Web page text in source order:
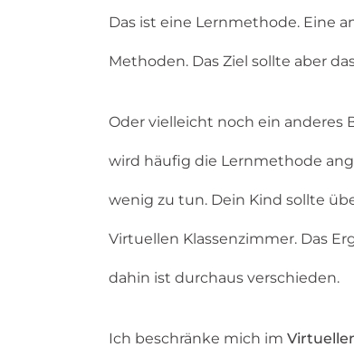
Das ist eine Lernmethode. Eine
Methoden. Das Ziel sollte aber
Oder vielleicht noch ein anderes
wird häufig die Lernmethode
wenig zu tun. Dein Kind sollte
Virtuellen Klassenzimmer. Das
dahin ist durchaus verschieden.
Ich beschränke mich im